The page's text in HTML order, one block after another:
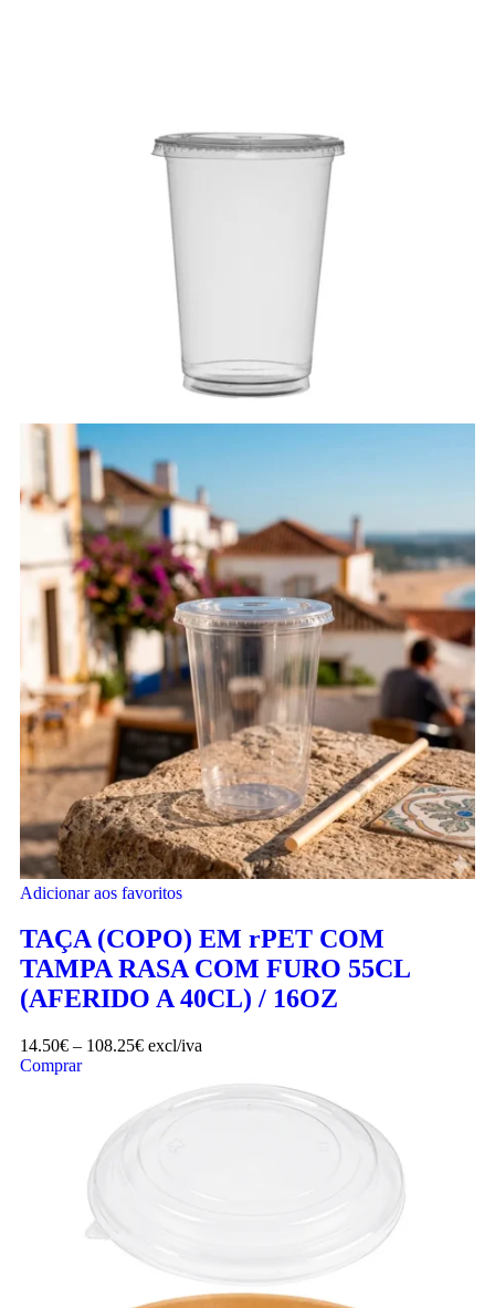
Adicionar aos favoritos
TAÇA (COPO) EM rPET COM
TAMPA RASA COM FURO 55CL
(AFERIDO A 40CL) / 16OZ
14.50€ – 108.25€ excl/iva
Comprar